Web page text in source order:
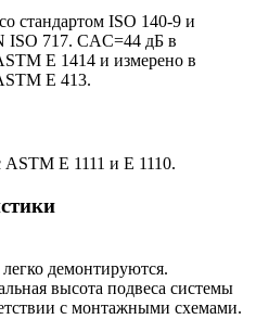
стандартом ISO 140-9 и
ISO 717. CAC=44 дБ в
E 1414 и измерено в
E 413.
ASTM E 1111 и E 1110.
демонтируются.
высота подвеса системы
с монтажными схемами.